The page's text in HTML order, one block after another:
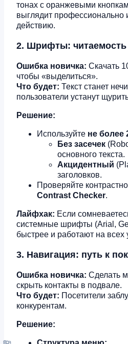
тонах с оранжевыми
выглядит профессионально
действию.
2. Шрифты: читаемость
Ошибка новичка: Скачать
чтобы «выделиться».
Что будет: Текст станет
пользователи устанут
Решение:
Используйте не более
Без засечек
основного текста.
Акцидентный
заголовков.
Проверяйте
Contrast Checker.
Лайфхак: Если
системные шрифты (Arial,
быстрее и работают на всех
3. Навигация: путь к
Ошибка новичка: Сделать
скрыть контакты в подвале.
Что будет: Посетители
конкурентам.
Решение: